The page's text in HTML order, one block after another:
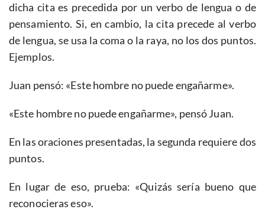
dicha cita es precedida por un verbo de lengua o de
pensamiento. Si, en cambio, la cita precede al verbo
de lengua, se usa la coma o la raya, no los dos puntos.
Ejemplos.
Juan pensó: «Este hombre no puede engañarme».
«Este hombre no puede engañarme», pensó Juan.
En las oraciones presentadas, la segunda requiere dos
puntos.
En lugar de eso, prueba: «Quizás sería bueno que
reconocieras eso».